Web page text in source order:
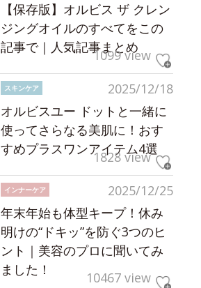
【保存版】オルビス ザ クレン
ジングオイルのすべてをこの
記事で｜人気記事まとめ
1099 view
2025/12/18
スキンケア
オルビスユー ドットと一緒に
使ってさらなる美肌に！おす
すめプラスワンアイテム4選
1828 view
2025/12/25
インナーケア
年末年始も体型キープ！休み
明けの“ドキッ”を防ぐ3つのヒ
ント｜美容のプロに聞いてみ
ました！
10467 view